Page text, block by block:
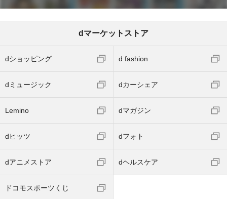
dマーケットストア
dショッピング d fashion
dミュージック dカーシェア
Lemino dマガジン
dヒッツ dフォト
dアニメストア dヘルスケア
ドコモスポーツくじ